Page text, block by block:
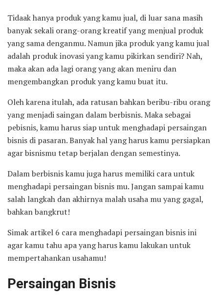
Tidaak hanya produk yang kamu jual, di luar sana masih
banyak sekali orang-orang kreatif yang menjual produk
yang sama denganmu. Namun jika produk yang kamu jual
adalah produk inovasi yang kamu pikirkan sendiri? Nah,
maka akan ada lagi orang yang akan meniru dan
mengembangkan produk yang kamu buat itu.
Oleh karena itulah, ada ratusan bahkan beribu-ribu orang
yang menjadi saingan dalam berbisnis. Maka sebagai
pebisnis, kamu harus siap untuk menghadapi persaingan
bisnis di pasaran. Banyak hal yang harus kamu persiapkan
agar bisnismu tetap berjalan dengan semestinya.
Dalam berbisnis kamu juga harus memiliki cara untuk
menghadapi persaingan bisnis mu. Jangan sampai kamu
salah langkah dan akhirnya malah usaha mu yang gagal,
bahkan bangkrut!
Simak artikel 6 cara menghadapi persaingan bisnis ini
agar kamu tahu apa yang harus kamu lakukan untuk
mempertahankan usahamu!
Persaingan Bisnis